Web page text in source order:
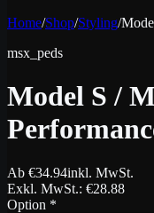
Home/Shop/Styling/
msx_peds
Model S /
Ab €34.94inkl. MwSt.
Exkl. MwSt.: €28.88
Option *